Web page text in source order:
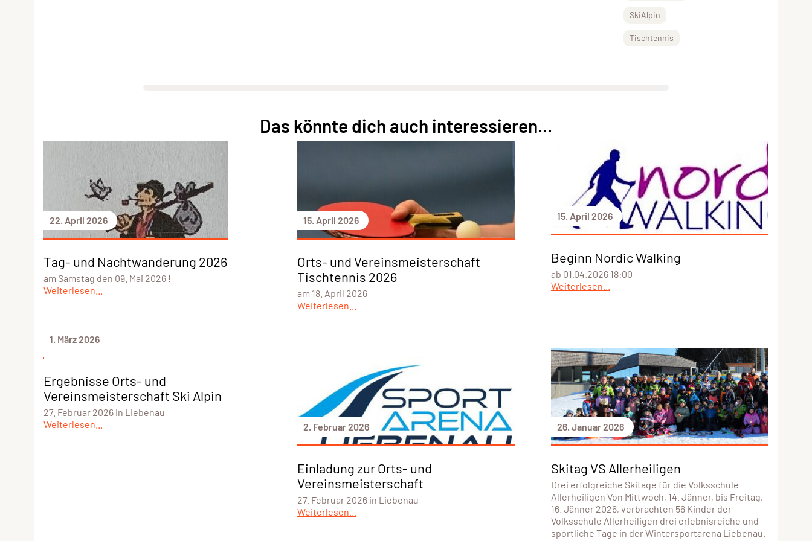
SkiAlpin
Tischtennis
Das könnte dich auch interessieren...
22. April 2026
Tag- und Nachtwanderung 2026
am Samstag den 09. Mai 2026 !
Weiterlesen...
15. April 2026
Orts- und Vereinsmeisterschaft
Tischtennis 2026
am 18. April 2026
Weiterlesen...
15. April 2026
Beginn Nordic Walking
ab 01.04.2026 18:00
Weiterlesen...
1. März 2026
Ergebnisse Orts- und
Vereinsmeisterschaft Ski Alpin
27. Februar 2026 in Liebenau
Weiterlesen...
2. Februar 2026
Einladung zur Orts- und
Vereinsmeisterschaft
27. Februar 2026 in Liebenau
Weiterlesen...
26. Januar 2026
Skitag VS Allerheiligen
Drei erfolgreiche Skitage für die Volksschule
Allerheiligen Von Mittwoch, 14. Jänner, bis Freitag,
16. Jänner 2026, verbrachten 56 Kinder der
Volksschule Allerheiligen drei erlebnisreiche und
sportliche Tage in der Wintersportarena Liebenau.